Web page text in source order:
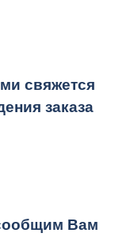
свяжется
заказа
Вам